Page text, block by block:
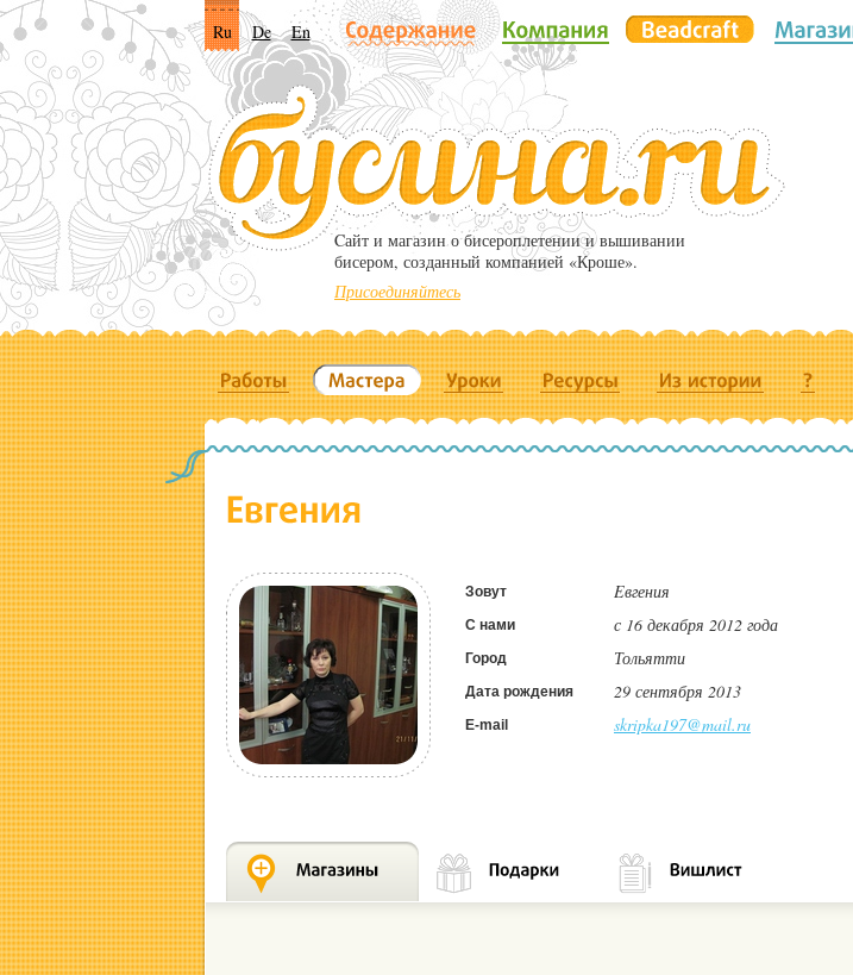
Ru De En
Cайт и магазин о бисероплетении и вышивании
бисером, созданный компанией «Кроше».
Присоединяйтесь
Зовут Eвгения
С нами с 16 декабря 2012 года
Город Тольятти
Дата рождения 29 сентября 2013
E-mail skripka197@mail.ru